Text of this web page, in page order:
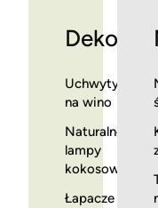
Uchwyty
na wino
Naturalne
lampy
kokosowe
Łapacze